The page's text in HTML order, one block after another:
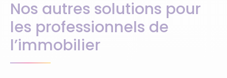
Nos autres solutions pour
les professionnels de
l’immobilier